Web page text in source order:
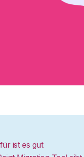
ist es gut